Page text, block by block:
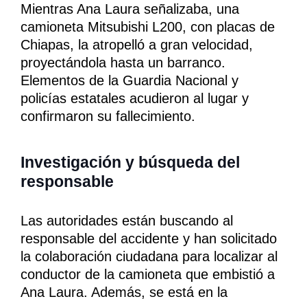
Mientras Ana Laura señalizaba, una
camioneta Mitsubishi L200, con placas de
Chiapas, la atropelló a gran velocidad,
proyectándola hasta un barranco.
Elementos de la Guardia Nacional y
policías estatales acudieron al lugar y
confirmaron su fallecimiento.
Investigación y búsqueda del
responsable
Las autoridades están buscando al
responsable del accidente y han solicitado
la colaboración ciudadana para localizar al
conductor de la camioneta que embistió a
Ana Laura. Además, se está en la